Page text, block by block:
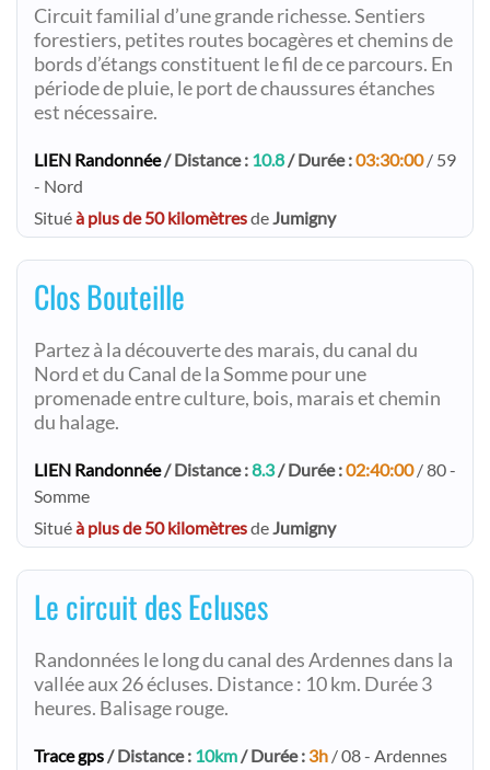
Circuit familial d’une grande richesse. Sentiers
forestiers, petites routes bocagères et chemins de
bords d’étangs constituent le fil de ce parcours. En
période de pluie, le port de chaussures étanches
est nécessaire.
LIEN Randonnée/ Distance : 10.8/ Durée :03:30:00/ 59
- Nord
Situéà plus de 50 kilomètresdeJumigny
Clos Bouteille
Partez à la découverte des marais, du canal du
Nord et du Canal de la Somme pour une
promenade entre culture, bois, marais et chemin
du halage.
LIEN Randonnée/ Distance :8.3/ Durée :02:40:00/ 80 -
Somme
Situéà plus de 50 kilomètresdeJumigny
Le circuit des Ecluses
Randonnées le long du canal des Ardennes dans la
vallée aux 26 écluses. Distance : 10 km. Durée 3
heures. Balisage rouge.
Trace gps/ Distance : 10km/ Durée : 3h / 08 - Ardennes